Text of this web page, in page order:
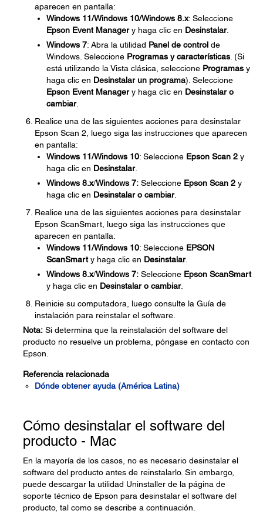
aparecen en pantalla:
Windows 11/Windows 10/Windows 8.x: Seleccione
Epson Event Managery haga clic en Desinstalar.
Windows 7: Abra la utilidad Panel de control de
Windows. Seleccione Programas y características . (Si
está utilizando la Vista clásica, seleccione Programas y
haga clic en Desinstalar un programa). Seleccione
Epson Event Managery haga clic en Desinstalar o
cambiar.
Realice una de las siguientes acciones para desinstalar
Epson Scan 2, luego siga las instrucciones que aparecen
en pantalla:
Windows 11/Windows 10: Seleccione Epson Scan 2 y
haga clic en Desinstalar.
Windows 8.x/Windows 7: Seleccione Epson Scan 2 y
haga clic en Desinstalar o cambiar.
Realice una de las siguientes acciones para desinstalar
Epson ScanSmart, luego siga las instrucciones que
aparecen en pantalla:
Windows 11/Windows 10: Seleccione EPSON
ScanSmarty haga clic en Desinstalar.
Windows 8.x/Windows 7: Seleccione Epson ScanSmart
y haga clic en Desinstalar o cambiar.
Reinicie su computadora, luego consulte la Guía de
instalación para reinstalar el software.
Nota: Si determina que la reinstalación del software del
producto no resuelve un problema, póngase en contacto con
Epson.
Referencia relacionada
Dónde obtener ayuda (América Latina)
Cómo desinstalar el software del
producto - Mac
En la mayoría de los casos, no es necesario desinstalar el
software del producto antes de reinstalarlo. Sin embargo,
puede descargar la utilidad Uninstaller de la página de
soporte técnico de Epson para desinstalar el software del
producto, tal como se describe a continuación.